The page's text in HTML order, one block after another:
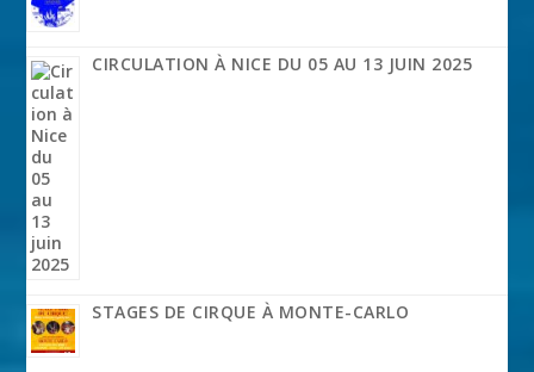
CIRCULATION À NICE DU 05 AU 13 JUIN 2025
STAGES DE CIRQUE À MONTE-CARLO